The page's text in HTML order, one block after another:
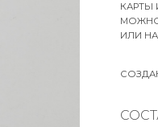
КАРТЫ
МОЖНО
ИЛИ НА